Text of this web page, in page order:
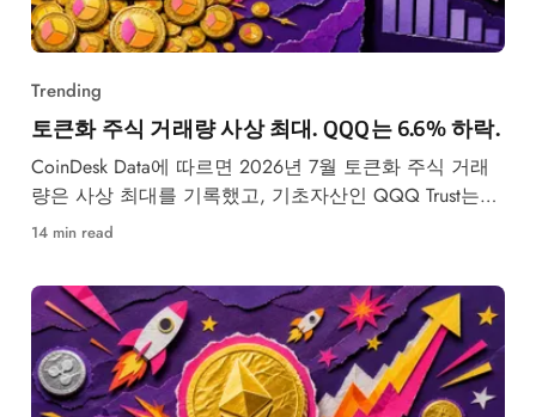
Trending
토큰화 주식 거래량 사상 최대. QQQ는 6.6% 하락.
CoinDesk Data에 따르면 2026년 7월 토큰화 주식 거래
량은 사상 최대를 기록했고, 기초자산인 QQQ Trust는
6.6% 하락했다.
14 min read